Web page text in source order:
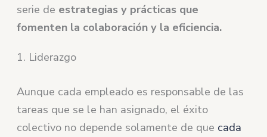
serie de estrategias y prácticas que
fomenten la colaboración y la eficiencia.
1. Liderazgo
Aunque cada empleado es responsable de las
tareas que se le han asignado, el éxito
colectivo no depende solamente de que cada